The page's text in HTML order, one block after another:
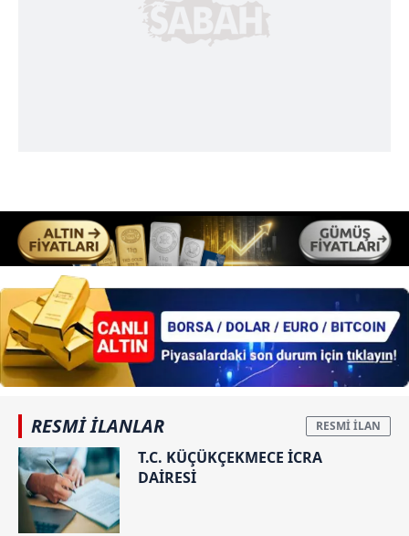
tıklayınız
RESMİ İLANLAR
T.C. KÜÇÜKÇEKMECE İCRA
DAİRESİ